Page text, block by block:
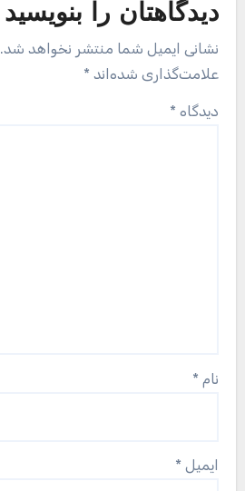
دیدگاهتان را بنویسید
نشانی ایمیل شما منتشر نخواهد شد.
علامت‌گذاری شده‌اند *
دیدگاه *
نام *
ایمیل *